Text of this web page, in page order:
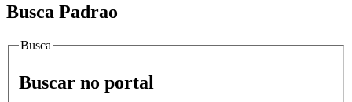
Busca Padrao
Busca
Buscar no portal